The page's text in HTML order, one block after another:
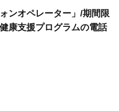
ンオペレーター」/期間限
康支援プログラムの電話